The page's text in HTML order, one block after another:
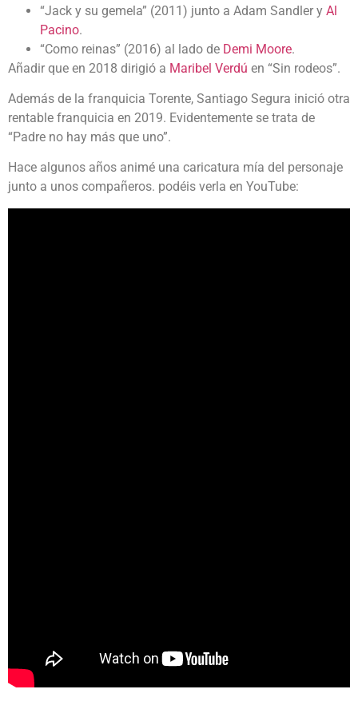
“Jack y su gemela” (2011) junto a Adam Sandler y Al
Pacino.
“Como reinas” (2016) al lado de Demi Moore.
Añadir que en 2018 dirigió a Maribel Verdú en “Sin rodeos”.
Además de la franquicia Torente, Santiago Segura inició otra
rentable franquicia en 2019. Evidentemente se trata de
“Padre no hay más que uno”.
Hace algunos años animé una caricatura mía del personaje
junto a unos compañeros. podéis verla en YouTube: